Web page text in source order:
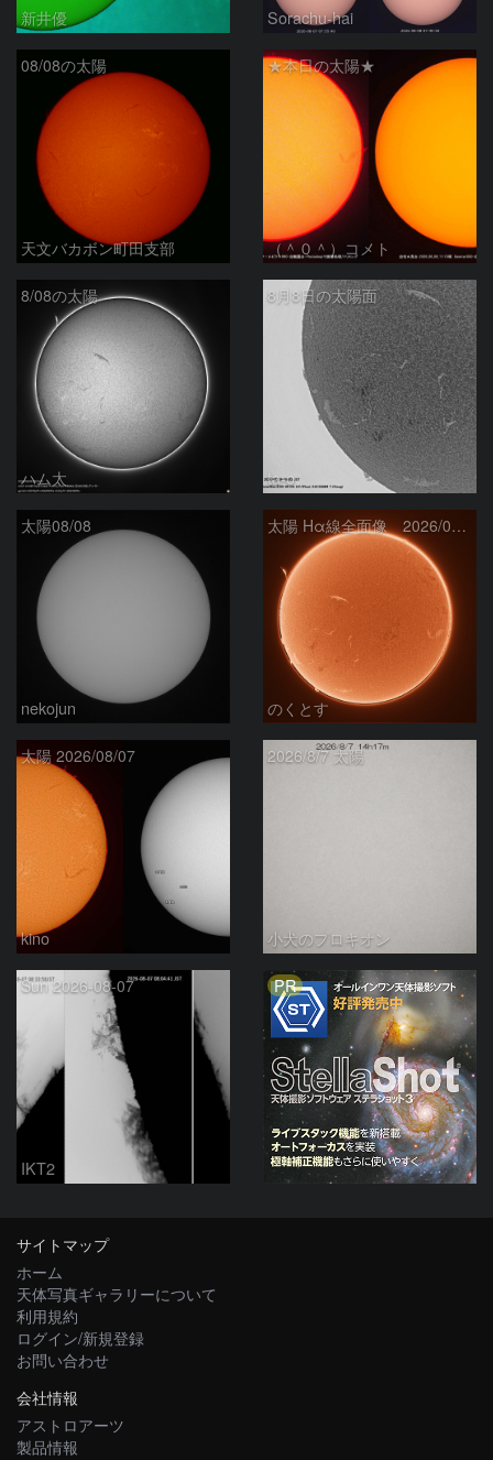
新井優 Sorachu-hai
08/08の太陽
天文バカボン町田支部
★本日の太陽★
（＾０＾）コメト
8/08の太陽
ハム太
8月8日の太陽面
ta-o
太陽08/08
nekojun
太陽 Hα線全面像 2026/08/08
のくとす
太陽 2026/08/07
kino
2026/8/7 太陽
小犬のプロキオン
Sun 2026-08-07
IKT2
PR
サイトマップ
ホーム
天体写真ギャラリーについて
利用規約
ログイン/新規登録
お問い合わせ
会社情報
アストロアーツ
製品情報